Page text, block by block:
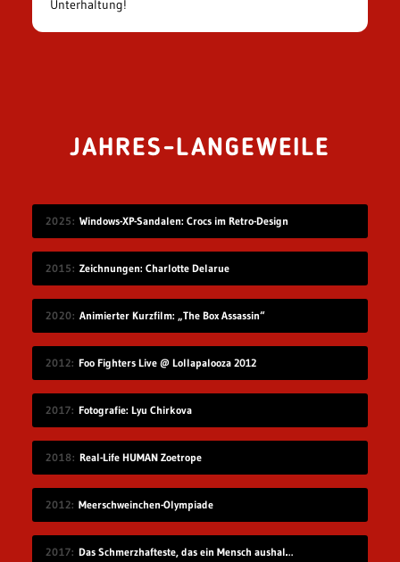
Unterhaltung!
JAHRES-LANGEWEILE
2025 Windows-XP-Sandalen: Crocs im Retro-Design
2015 Zeichnungen: Charlotte Delarue
2020 Animierter Kurzfilm: „The Box Assassin“
2012 Foo Fighters Live @ Lollapalooza 2012
2017 Fotografie: Lyu Chirkova
2018 Real-Life HUMAN Zoetrope
2012 Meerschweinchen-Olympiade
2017 Das Schmerzhafteste, das ein Mensch aushalten kann